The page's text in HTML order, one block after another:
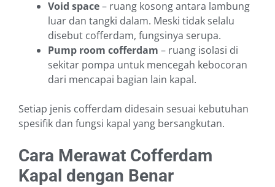
Void space– ruang kosong antara lambung
luar dan tangki dalam. Meski tidak selalu
disebut cofferdam, fungsinya serupa.
Pump room cofferdam – ruang isolasi di
sekitar pompa untuk mencegah kebocoran
dari mencapai bagian lain kapal.
Setiap jenis cofferdam didesain sesuai kebutuhan
spesifik dan fungsi kapal yang bersangkutan.
Cara Merawat Cofferdam
Kapal dengan Benar